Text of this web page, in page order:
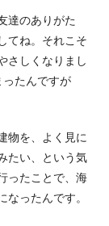
達のありがた
てね。それこそ
さしくなりまし
たんですが
物を、よく見に
たい、という気
ったことで、海
ったんです。